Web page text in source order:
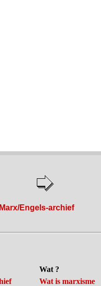
Marx/Engels-archief
Wat ?
Wat is marxisme